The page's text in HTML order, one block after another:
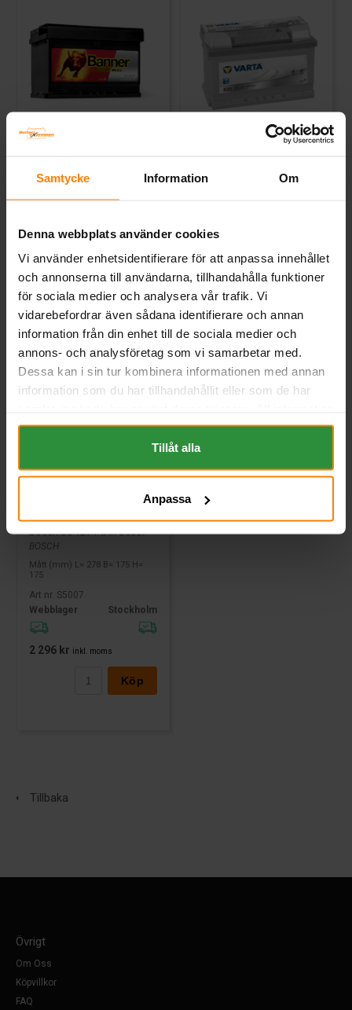
Samtycke Information Om
Denna webbplats använder cookies
Vi använder enhetsidentifierare för att anpassa innehållet
och annonserna till användarna, tillhandahålla funktioner
för sociala medier och analysera vår trafik. Vi
vidarebefordrar även sådana identifierare och annan
information från din enhet till de sociala medier och
annons- och analysföretag som vi samarbetar med.
Dessa kan i sin tur kombinera informationen med annan
information som du har tillhandahållit eller som de har
om "Cookies" och ditt val finner du på vår Cookie sida
längst ner i "footern" på sidan.
Tillåt alla
Anpassa
Banner Power Bull 12v 72Ah
Mått (mm) L=278 B=175 H=175 |
EN:660 | PS:0 | Kg:17,5
Webblager
Stockholm
2 098 krinkl. moms
Köp
Varta Silver Dynamic 12v
Webblager
2 470 krinkl. moms
Bosch S5 12v 74Ah S5007
BOSCH
Mått (mm) L= 278 B= 175 H=
175
Art nr. S5007
Webblager
Stockholm
2 296 kr inkl. moms
Köp
Tillbaka
Övrigt
Om Oss
Köpvillkor
FAQ